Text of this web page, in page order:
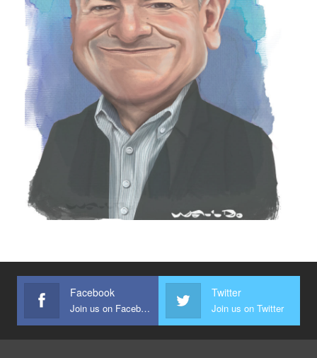
Facebook
Join us on Facebook
Twitter
Join us on Twitter